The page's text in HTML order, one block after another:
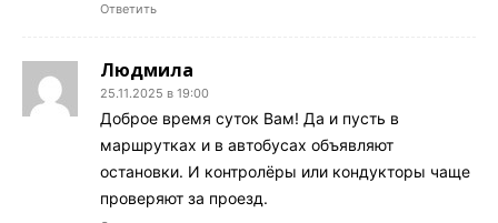
Ответить
Людмила
25.11.2025 в 19:00
Доброе время суток Вам! Да и пусть в
маршрутках и в автобусах объявляют
остановки. И контролёры или кондукторы чаще
проверяют за проезд.